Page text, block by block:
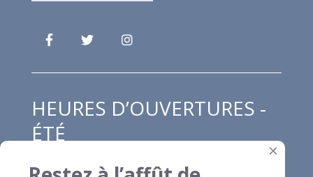
HEURES D’OUVERTURES -
ÉTÉ
×